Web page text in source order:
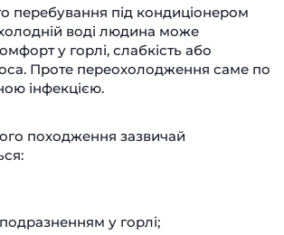
перебування під кондиціонером
воді людина може
у горлі, слабкість або
Проте переохолодження саме по
інфекцією.
походження зазвичай
у горлі;